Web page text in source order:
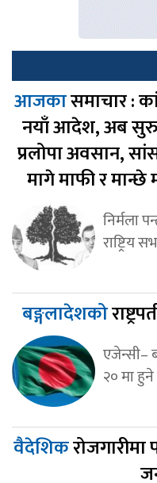
आजकासमाचार :
नयाँ आदेश, अब
प्रलोपा अवसान,
मागे माफी र मान्छे
निर्मला
राष्ट्रिय
बङ्गलादेशको
एजेन्सी–
२० मा हुने
वैदेशिक